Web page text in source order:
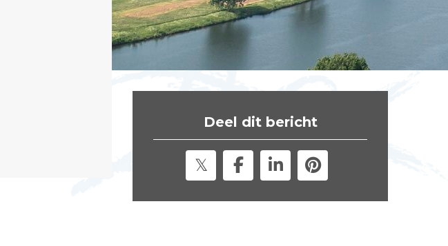
Deel dit bericht